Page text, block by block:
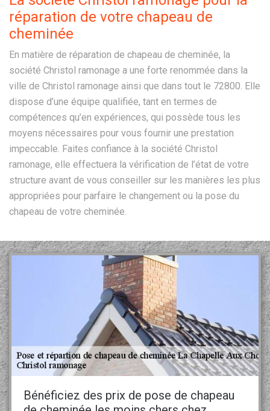
réparation de votre chapeau de
cheminée
En matière de réparation de chapeau de cheminée, la
société Christol ramonage a une forte renommée dans la
ville de Christol ramonage ainsi que dans tout le 72800. Elle
dispose d’une équipe qualifiée, tant en termes de
compétences qu’en expériences, qui possède tous les
moyens nécessaires pour vous fournir une prestation
impeccable. Faites confiance à la société Christol
ramonage, elle effectuera la vérification de l’état de votre
structure avant de vous conseiller sur les manières les plus
appropriées pour parfaire le changement ou la pose du
chapeau de votre cheminée.
Bénéficiez des prix de pose de chapeau